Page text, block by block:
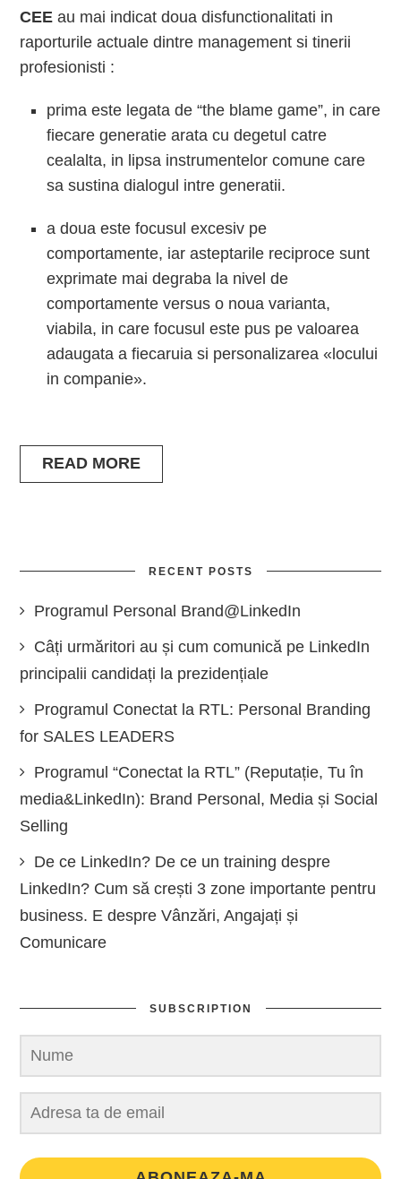
CEE au mai indicat doua disfunctionalitati in
raporturile actuale dintre management si tinerii
profesionisti :
prima este legata de “the blame game”, in care
fiecare generatie arata cu degetul catre
cealalta, in lipsa instrumentelor comune care
sa sustina dialogul intre generatii.
a doua este focusul excesiv pe
comportamente, iar asteptarile reciproce sunt
exprimate mai degraba la nivel de
comportamente versus o noua varianta,
viabila, in care focusul este pus pe valoarea
adaugata a fiecaruia si personalizarea «locului
in companie».
READ MORE
RECENT POSTS
Programul Personal Brand@LinkedIn
Câți urmăritori au și cum comunică pe LinkedIn
principalii candidați la prezidențiale
Programul Conectat la RTL: Personal Branding
for SALES LEADERS
Programul “Conectat la RTL” (Reputație, Tu în
media&LinkedIn): Brand Personal, Media și Social
Selling
De ce LinkedIn? De ce un training despre
LinkedIn? Cum să crești 3 zone importante pentru
business. E despre Vânzări, Angajați și
Comunicare
SUBSCRIPTION